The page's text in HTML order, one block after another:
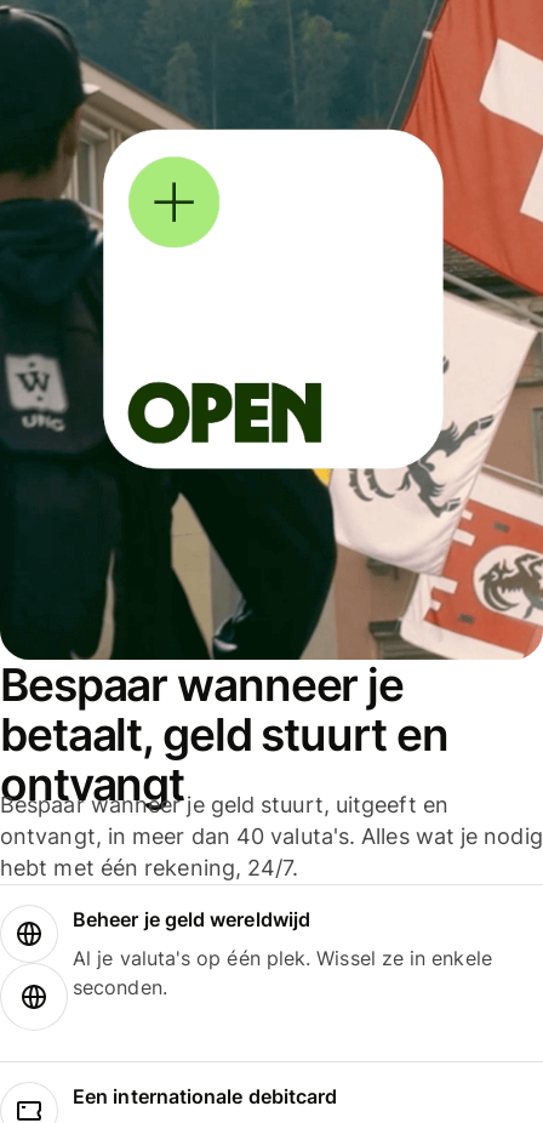
Bespaar wanneer je
betaalt, geld stuurt en
ontvangt
Bespaar wanneer je geld stuurt, uitgeeft en
ontvangt, in meer dan 40 valuta's. Alles wat je nodig
hebt met één rekening, 24/7.
Beheer je geld wereldwijd
Al je valuta's op één plek. Wissel ze in enkele
seconden.
Een internationale debitcard